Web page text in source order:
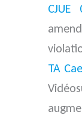
CJUE
TA